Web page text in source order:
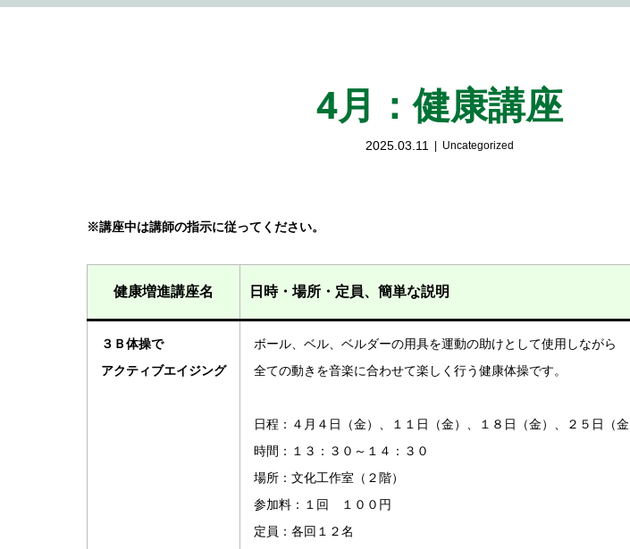
4月：健康講座
2025.03.11 Uncategorized
※講座中は講師の指示に従ってください。
健康増進講座名 日時・場所・定員、簡単な説明
３Ｂ体操で
アクティブエイジング
ボール、ベル、ベルダーの用具を運動の助けとして使用しながら
全ての動きを音楽に合わせて楽しく行う健康体操です。
日程：４月４日（金）、１１日（金）、１８日（金）、２５日（金
時間：１３：３０～１４：３０
場所：文化工作室（２階）
参加料：１回 １００円
定員：各回１２名